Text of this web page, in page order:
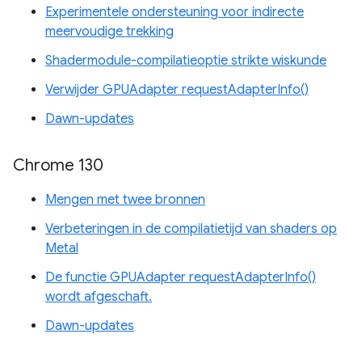
Experimentele ondersteuning voor indirecte
meervoudige trekking
Shadermodule-compilatieoptie strikte wiskunde
Verwijder GPUAdapter requestAdapterInfo()
Dawn-updates
Chrome 130
Mengen met twee bronnen
Verbeteringen in de compilatietijd van shaders op
Metal
De functie GPUAdapter requestAdapterInfo()
wordt afgeschaft.
Dawn-updates